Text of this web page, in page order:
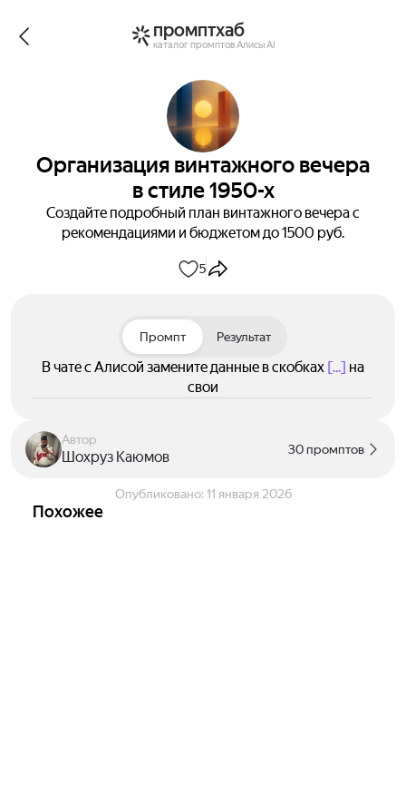
промптхаб
каталог промптов Алисы AI
Организация винтажного вечера
в стиле 1950-х
Создайте подробный план винтажного вечера с
рекомендациями и бюджетом до 1500 руб.
5
Промпт Результат
В чате с Алисой замените данные в скобках [...] на
свои
Автор
Шохруз Каюмов 30 промптов
Опубликовано: 11 января 2026
Похожее